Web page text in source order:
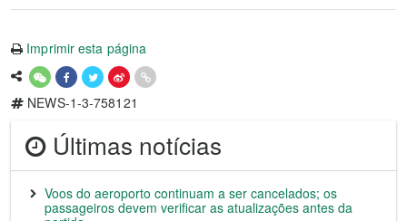
Imprimir esta página
NEWS-1-3-758121
Últimas notícias
Voos do aeroporto continuam a ser cancelados; os
passageiros devem verificar as atualizações antes da